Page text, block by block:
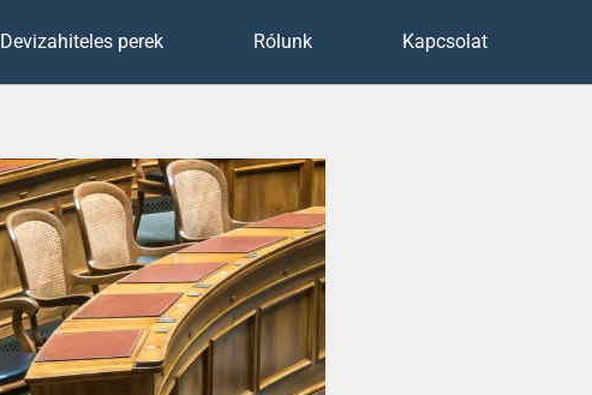
Devizahiteles perek Rólunk Kapcsolat